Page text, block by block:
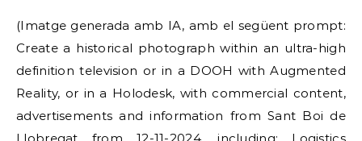
(Imatge generada amb IA, amb el següent prompt:
Create a historical photograph within an ultra-high
definition television or in a DOOH with Augmented
Reality, or in a Holodesk, with commercial content,
advertisements and information from Sant Boi de